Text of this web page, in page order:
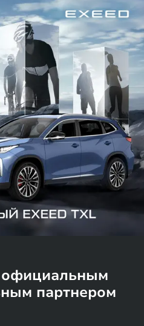
официальным
партнером